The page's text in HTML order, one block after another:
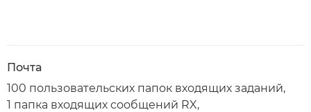
Почта
100 пользовательских папок входящих заданий,
1 папка входящих сообщений RX,